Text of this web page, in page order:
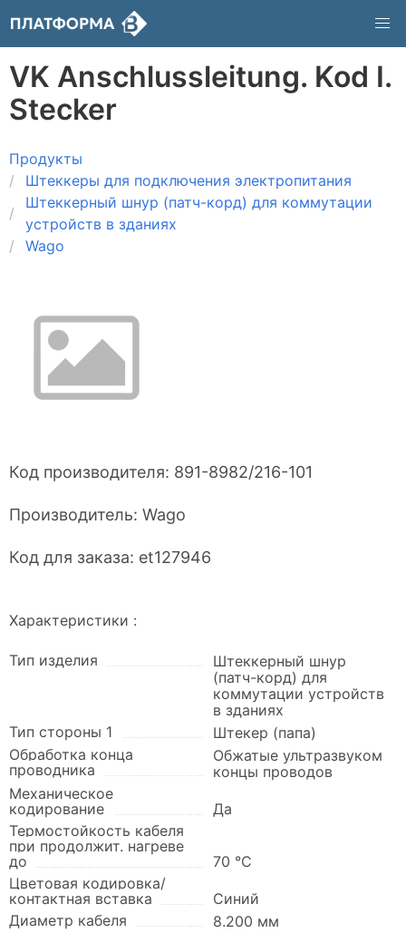
VK Anschlussleitung. Kod I.
Stecker
Продукты
Штеккеры для подключения электропитания
Штеккерный шнур (патч-корд) для коммутации
устройств в зданиях
Wago
Код производителя: 891-8982/216-101
Производитель: Wago
Код для заказа: et127946
Характеристики :
Тип изделия
Штеккерный шнур
(патч-корд) для
коммутации устройств
в зданиях
Тип стороны 1
Штекер (папа)
Обработка конца
проводника
Обжатые ультразвуком
концы проводов
Механическое
кодирование
Да
Термостойкость кабеля
при продолжит. нагреве
до
70 °C
Цветовая кодировка/
контактная вставка
Синий
Диаметр кабеля
8.200 мм